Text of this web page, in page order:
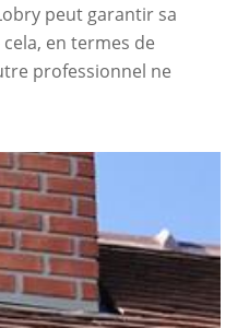
peut garantir sa
en termes de
professionnel ne